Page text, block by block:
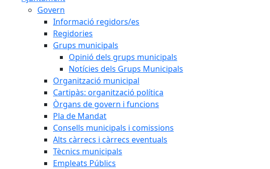
Govern
Informació regidors/es
Regidories
Grups municipals
Opinió dels grups municipals
Notícies dels Grups Municipals
Organització municipal
Cartipàs: organització política
Òrgans de govern i funcions
Pla de Mandat
Consells municipals i comissions
Alts càrrecs i càrrecs eventuals
Tècnics municipals
Empleats Públics